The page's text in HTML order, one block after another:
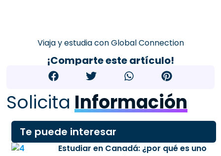
Viaja y estudia con Global Connection
¡Comparte este artículo!
Solicita Información
Te puede interesar
Estudiar en Canadá: ¿por qué es uno